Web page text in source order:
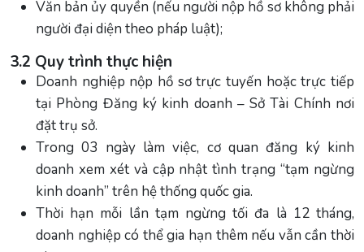
Văn bản ủy quyền (nếu người nộp hồ sơ không phải
người đại diện theo pháp luật);
3.2 Quy trình thực hiện
Doanh nghiệp nộp hồ sơ trực tuyến hoặc trực tiếp
tại Phòng Đăng ký kinh doanh – Sở Tài Chính nơi
đặt trụ sở.
Trong 03 ngày làm việc, cơ quan đăng ký kinh
doanh xem xét và cập nhật tình trạng “tạm ngừng
kinh doanh” trên hệ thống quốc gia.
Thời hạn mỗi lần tạm ngừng tối đa là 12 tháng,
doanh nghiệp có thể gia hạn thêm nếu vẫn cần thời